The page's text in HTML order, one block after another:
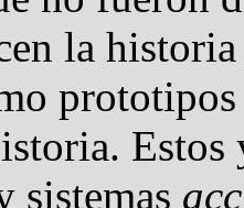
la
Estos
sistemas